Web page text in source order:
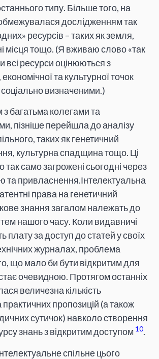
типу. Більше того, на
дослідженням так
ресурсів – таких як земля,
місця тощо. (Я вживаю слово «так
всі ресурси оцінюються з
економічної та культурної точок
визначеними.)
багатьма колегами та
пізніше перейшла до аналізу
таких як генетичний
культурна спадщина тощо. Ці
так само загрожені сьогодні через
та привласнення.Інтелектуальна
права на генетичний
знання загалом належать до
нашого часу. Коли видавничі
плату за доступ до статей у своїх
журналах, проблема
що мало би бути відкритим для
очевидною. Протягом останніх
величезна кількість
пропозицій (а також
сутичок) навколо створення
знань з відкритим доступом 10.
спільне цього